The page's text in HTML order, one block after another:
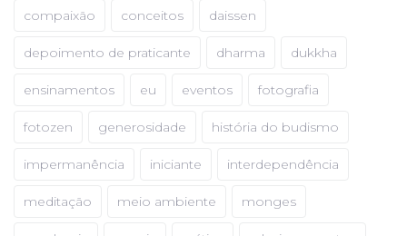
compaixão conceitos daissen
depoimento de praticante dharma dukkha
ensinamentos eu eventos fotografia
fotozen generosidade história do budismo
impermanência iniciante interdependência
meditação meio ambiente monges